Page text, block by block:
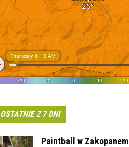
OSTATNIE Z 7 DNI
Paintball w Zakopanem